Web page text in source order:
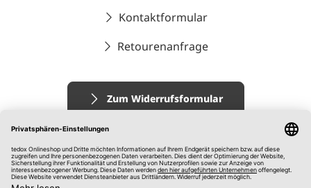
Kontaktformular
Retourenanfrage
Zum Widerrufsformular
Impressum
AGB